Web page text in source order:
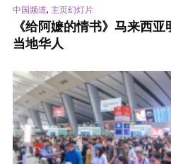
中国频道, 主页幻灯片
《给阿嬷的情书》马来西
当地华人